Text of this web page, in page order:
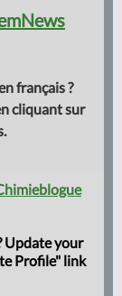
français ?
cliquant sur
Update your
Profile" link